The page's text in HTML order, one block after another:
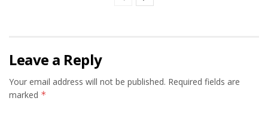
Leave a Reply
Your email address will not be published. Required fields are
marked *